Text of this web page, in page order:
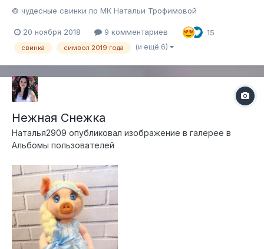
© чудесные свинки по МК Натальи Трофимовой
20 ноября 2018 9 комментариев 15
свинка символ 2019 года (и ещё 6)
Нежная Снежка
Наталья2909 опубликовал изображение в галерее в
Альбомы пользователей